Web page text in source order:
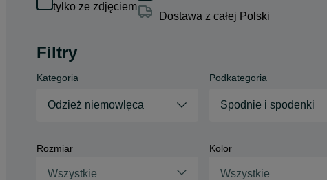
tylko ze zdjęciem
Dostawa z całej Polski
Filtry
Kategoria
Odzież niemowlęca
Podkategoria
Spodnie i spodenki
Rozmiar
Wszystkie
Kolor
Wszystkie